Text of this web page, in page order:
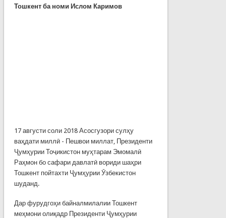
Тошкент ба номи Ислом Каримов
17 августи соли 2018 Асосгузори сулҳу
ваҳдати миллӣ - Пешвои миллат, Президенти
Ҷумҳурии Тоҷикистон муҳтарам Эмомалӣ
Раҳмон бо сафари давлатӣ вориди шаҳри
Тошкент пойтахти Ҷумҳурии Ӯзбекистон
шуданд.
Дар фурудгоҳи байналмилалии Тошкент
меҳмони олиқадр Президенти Ҷумҳурии